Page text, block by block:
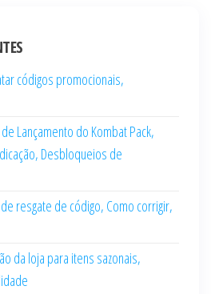
códigos promocionais,
Lançamento do Kombat Pack,
Desbloqueios de
resgate de código, Como corrigir,
da loja para itens sazonais,